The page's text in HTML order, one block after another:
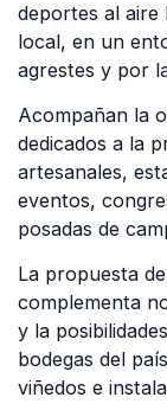
deportes al aire
local, en un
agrestes y por
Acompañan la
dedicados a la
artesanales,
eventos,
posadas de
La propuesta
complementa
y la
bodegas del
viñedos e